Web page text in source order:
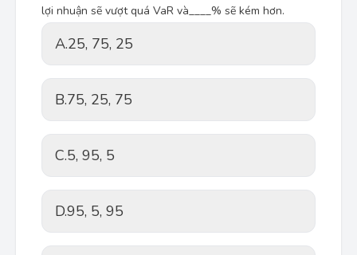
lợi nhuận sẽ vượt quá VaR và____% sẽ kém hơn.
A.25, 75, 25
B.75, 25, 75
C.5, 95, 5
D.95, 5, 95